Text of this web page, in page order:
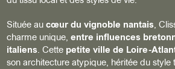
Située aucœur du vignoble nantais,
charme unique,entre influences
italiens. Cette petite ville de Loire-
son architecture atypique, héritée du style